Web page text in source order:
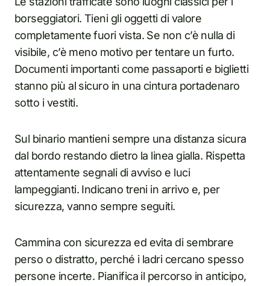
borseggiatori. Tieni gli oggetti di valore
completamente fuori vista. Se non c’è nulla di
visibile, c’è meno motivo per tentare un furto.
Documenti importanti come passaporti e biglietti
stanno più al sicuro in una cintura portadenaro
sotto i vestiti.
Sul binario mantieni sempre una distanza sicura
dal bordo restando dietro la linea gialla. Rispetta
attentamente segnali di avviso e luci
lampeggianti. Indicano treni in arrivo e, per
sicurezza, vanno sempre seguiti.
Cammina con sicurezza ed evita di sembrare
perso o distratto, perché i ladri cercano spesso
persone incerte. Pianifica il percorso in anticipo,